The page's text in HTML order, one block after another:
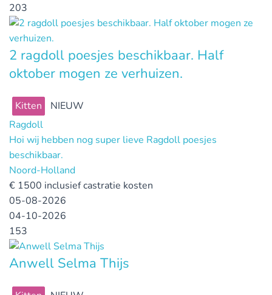
203
2 ragdoll poesjes beschikbaar. Half
oktober mogen ze verhuizen.
Kitten
NIEUW
Ragdoll
Hoi wij hebben nog super lieve Ragdoll poesjes
beschikbaar.
Noord-Holland
€ 1500 inclusief castratie kosten
05-08-2026
04-10-2026
153
Anwell Selma Thijs